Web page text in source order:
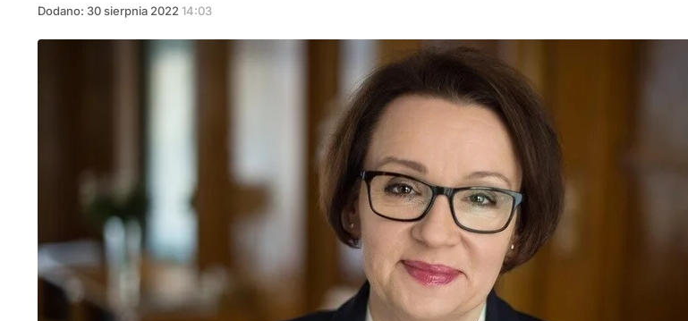
Dodano: 30sierpnia 2022 14:03